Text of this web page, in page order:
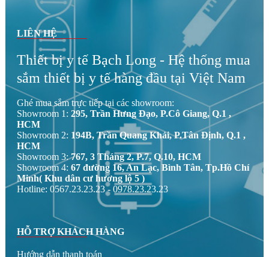
LIÊN HỆ
Thiết bị y tế Bạch Long - Hệ thống mua
sắm thiết bị y tế hàng đầu tại Việt Nam
Ghé mua sắm trực tiếp tại các showroom:
Showroom 1: 295, Trần Hưng Đạo, P.Cô Giang, Q.1 ,
HCM
Showroom 2: 194B, Trần Quang Khải, P.Tân Định, Q.1 ,
HCM
Showroom 3:767, 3 Tháng 2, P.7, Q.10, HCM
Showroom 4: 67 đường 16, An Lạc, Bình Tân, Tp.Hồ Chí
Minh( Khu dân cư hương lộ 5 )
Hotline: 0567.23.23.23 - 0978.23.23.23
HỖ TRỢ KHÁCH HÀNG
Hướng dẫn thanh toán